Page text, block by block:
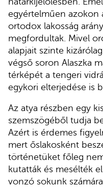
egyértelműen azokon
ortodox lakosság
megfordultak. Mivel
alapjait szinte
végső soron Alaszka
térképét a tengeri
egykori elterjedése is
Az atya részben egy
szemszögéből tudja
Azért is érdemes
mert őslakosként
történetüket főleg
kutatták és mesélték
vonzó sokunk